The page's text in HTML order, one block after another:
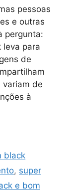
pessoas
e outras
pergunta:
leva para
de
variam de
à
black
, super
e bom